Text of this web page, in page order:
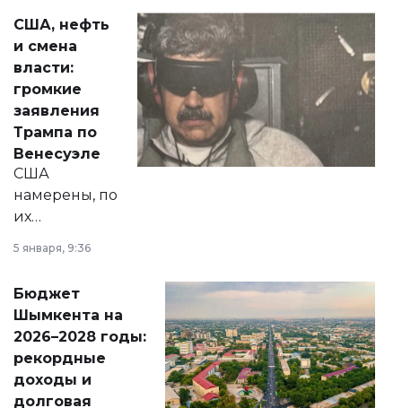
актуальных тем —
от слухов о
политических
реформах до
вопросов армии,
экономики и
личного здоровья.
США, нефть
и смена
власти:
громкие
заявления
Трампа по
Венесуэле
США
намерены, по
их
принести
народу
Венесуэлы.
5 января, 9:36
Бюджет
Шымкента на
2026–2028 годы:
рекордные
доходы и
долговая